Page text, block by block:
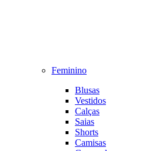
Feminino
Blusas
Vestidos
Calças
Saias
Shorts
Camisas